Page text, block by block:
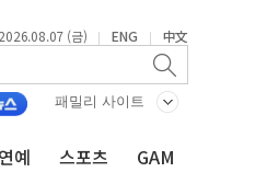
2026.08.07 (금) | ENG | 中文
패밀리 사이트
예 스포츠 GAM